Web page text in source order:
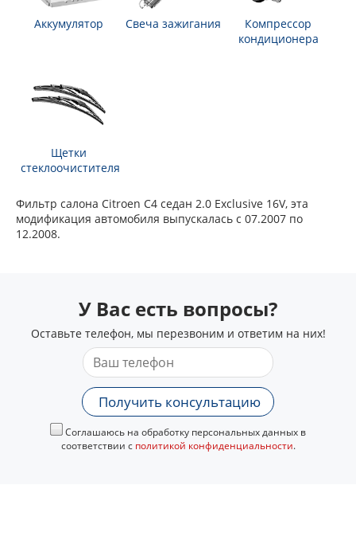
Аккумулятор Свеча зажигания
Компрессор
кондиционера
Щетки
стеклоочистителя
Фильтр салона Citroen C4 седан 2.0 Exclusive 16V, эта
модификация автомобиля выпускалась с 07.2007 по
12.2008.
У Вас есть вопросы?
Оставьте телефон, мы перезвоним и ответим на них!
Получить консультацию
Соглашаюсь на обработку персональных данных в
соответствии с политикой конфиденциальности.